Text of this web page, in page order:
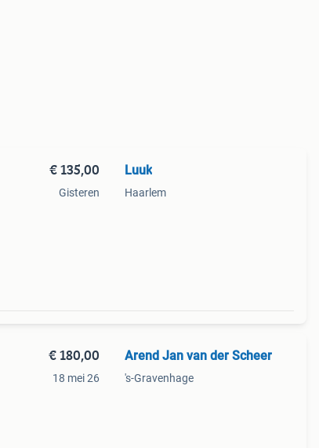
€ 135,00
Gisteren
Luuk
Haarlem
€ 180,00
18 mei 26
Arend Jan van der Scheer
's-Gravenhage